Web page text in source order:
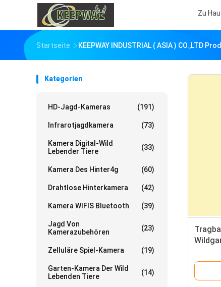
Zu
Startseite KEEPWAY INDUSTRIAL ( ASIA ) CO.,LTD
Kategorien
HD-Jagd-Kameras (191)
Infrarotjagdkamera (73)
Kamera Digital-Wild
Lebender Tiere
(33)
Kamera Des Hinter4g (60)
Drahtlose Hinterkamera (42)
Kamera WIFIS Bluetooth (39)
Jagd Von
Kamerazubehören
(23)
Zelluläre Spiel-Kamera (19)
Garten-Kamera Der Wild
Lebenden Tiere
(14)